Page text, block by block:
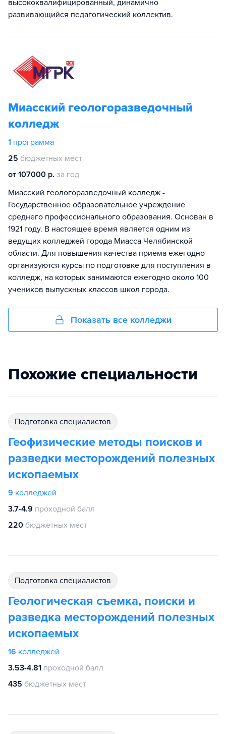
высококвалифицированный, динамично
развивающийся педагогический коллектив.
Миасский геологоразведочный
колледж
1 программа
25 бюджетных мест
от 107000 р. за год
Миасский геологоразведочный колледж -
Государственное образовательное учреждение
среднего профессионального образования. Основан в
1921 году. В настоящее время является одним из
ведущих колледжей города Миасса Челябинской
области. Для повышения качества приема ежегодно
организуются курсы по подготовке для поступления в
колледж, на которых занимаются ежегодно около 100
учеников выпускных классов школ города.
Показать все колледжи
Похожие специальности
подготовка специалистов
Геофизические методы поисков и
разведки месторождений полезных
ископаемых
9 колледжей
3.7-4.9 проходной балл
220 бюджетных мест
подготовка специалистов
Геологическая съемка, поиски и
разведка месторождений полезных
ископаемых
16 колледжей
3.53-4.81 проходной балл
435 бюджетных мест